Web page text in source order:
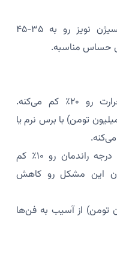
فن‌های BLDC کندانسورهای فرااکسیژن نویز رو به ۳۵-۴۵
حساس مناسبه.
کثیفی کویل‌ها: گردوغبار انتقال حرارت رو ۲۰٪ کم می‌کنه.
هر ۶ ماه (هزینه ۵۰۰,۰۰۰-۱ میلیون تومن) با برس نرم یا
دمای بالای محیط: دمای بالای ۴۵ درجه راندمان رو ۱۰٪ کم
این مشکل رو کاهش
استابلایزر (۱-۳ میلیون تومن) از آسیب به فن‌ها